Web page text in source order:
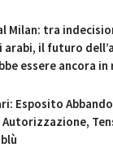
Milan: tra
arabi, il futuro
essere ancora in
Esposito
Autorizzazione,